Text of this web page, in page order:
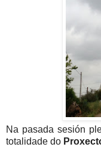
Na pasada sesión
totalidade do